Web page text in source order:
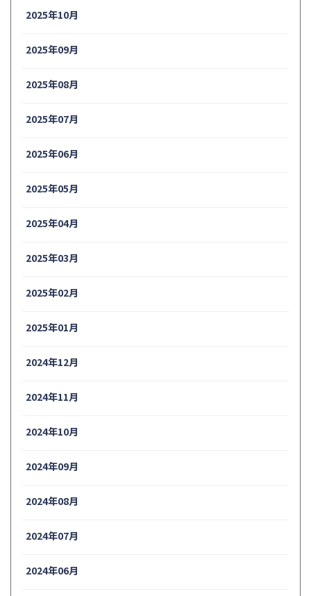
2025年10月
2025年09月
2025年08月
2025年07月
2025年06月
2025年05月
2025年04月
2025年03月
2025年02月
2025年01月
2024年12月
2024年11月
2024年10月
2024年09月
2024年08月
2024年07月
2024年06月